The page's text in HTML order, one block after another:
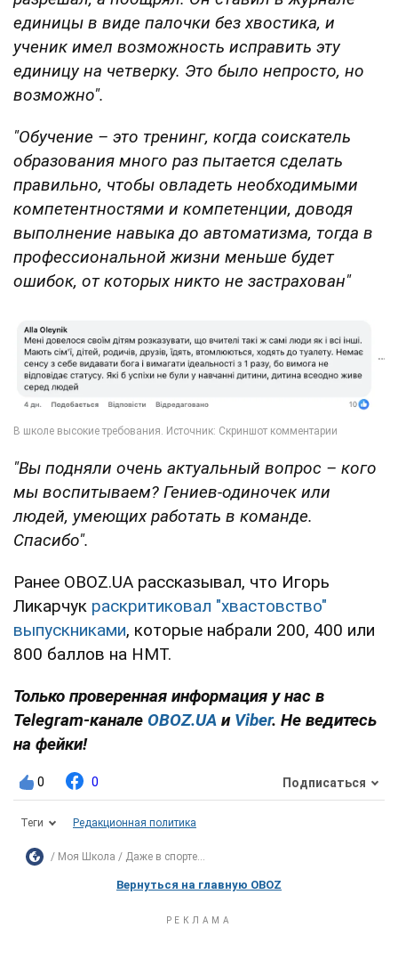
единицы в виде палочки без хвостика, и
ученик имел возможность исправить эту
единицу на четверку. Это было непросто, но
возможно".
"Обучение – это тренинг, когда соискатель
образования много раз пытается сделать
правильно, чтобы овладеть необходимыми
компетентностями и компетенции, доводя
выполнение навыка до автоматизма, тогда в
профессиональной жизни меньше будет
ошибок, от которых никто не застрахован"
"Вы подняли очень актуальный вопрос – кого
мы воспитываем? Гениев-одиночек или
людей, умеющих работать в команде.
Спасибо".
Ранее OBOZ.UA рассказывал, что Игорь
Ликарчук раскритиковал "хвастовство"
выпускниками, которые набрали 200, 400 или
800 баллов на НМТ.
Только проверенная информация у нас в
Telegram-канале OBOZ.UA и Viber. Не ведитесь
на фейки!
0 0 Подписаться
Теги Редакционная политика
Моя Школа Даже в спорте...
Вернуться на главную OBOZ